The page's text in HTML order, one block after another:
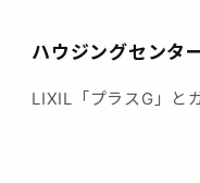
ハウジングセンタ
LIXIL「プラスG」と